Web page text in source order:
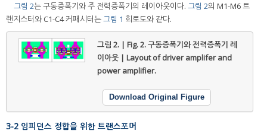
그림 2는 구동증폭기와 주 전력증폭기의 레이아웃이다. 그림 2의 M1-M6 트
랜지스터와 C1-C4 커패시터는그림 1 회로도와 같다.
그림 2. | Fig. 2.구동증폭기와 전력증폭기 레
이아웃 | Layout of driver amplifer and
power amplifier.
Download Original Figure
3-2 임피던스 정합을 위한 트랜스포머